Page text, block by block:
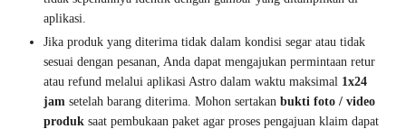
aplikasi.
Jika produk yang diterima tidak dalam kondisi segar atau tidak
sesuai dengan pesanan, Anda dapat mengajukan permintaan retur
atau refund melalui aplikasi Astro dalam waktu maksimal 1x24
jam setelah barang diterima. Mohon sertakan bukti foto / video
produk saat pembukaan paket agar proses pengajuan klaim dapat